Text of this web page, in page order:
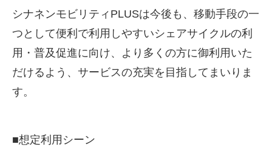
シナネンモビリティ PLUSは今後も、移動手段の一
つとして便利で利用しやすいシェアサイクルの利
用・普及促進に向け、より多くの方に御利用いた
だけるよう、サービスの充実を目指してまいりま
す。
■想定利用シーン